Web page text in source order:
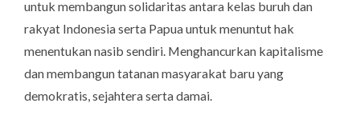
untuk membangun solidaritas antara kelas buruh dan
rakyat Indonesia serta Papua untuk menuntut hak
menentukan nasib sendiri. Menghancurkan kapitalisme
dan membangun tatanan masyarakat baru yang
demokratis, sejahtera serta damai.